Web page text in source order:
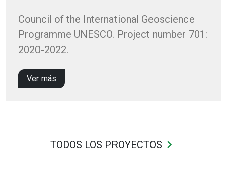
Council of the International Geoscience
Programme UNESCO. Project number 701:
2020-2022.
Ver más
TODOS LOS PROYECTOS keyboard_arrow_right